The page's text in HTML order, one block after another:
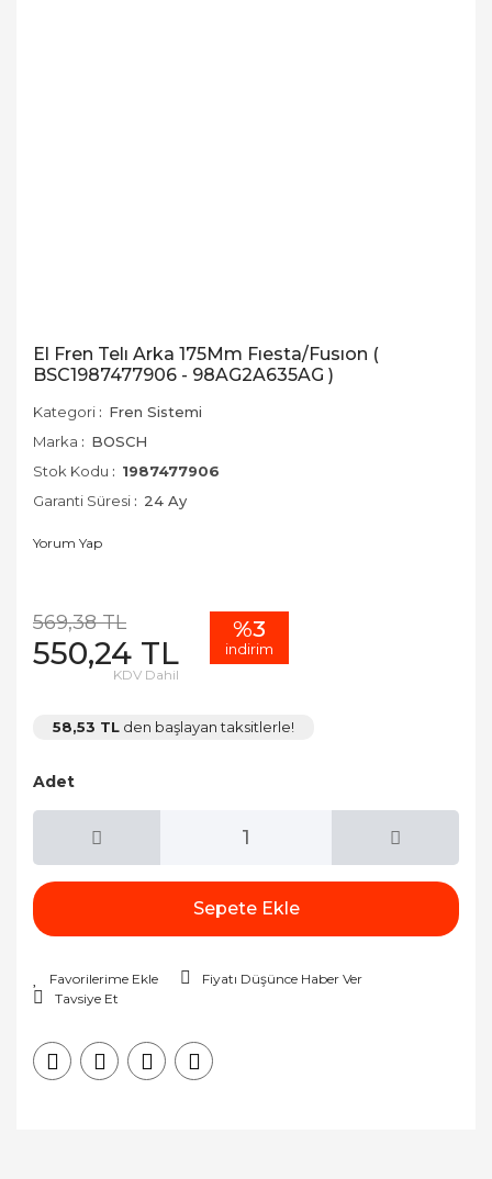
El Fren Telı Arka 175Mm Fıesta/Fusıon (
BSC1987477906 - 98AG2A635AG )
Kategori
Fren Sistemi
Marka
BOSCH
Stok Kodu
1987477906
Garanti Süresi
24 Ay
Yorum Yap
569,38 TL
550,24 TL
KDV Dahil
%3
indirim
58,53 TL den başlayan taksitlerle!
Adet
Sepete Ekle
Fiyatı Düşünce Haber Ver
Tavsiye Et